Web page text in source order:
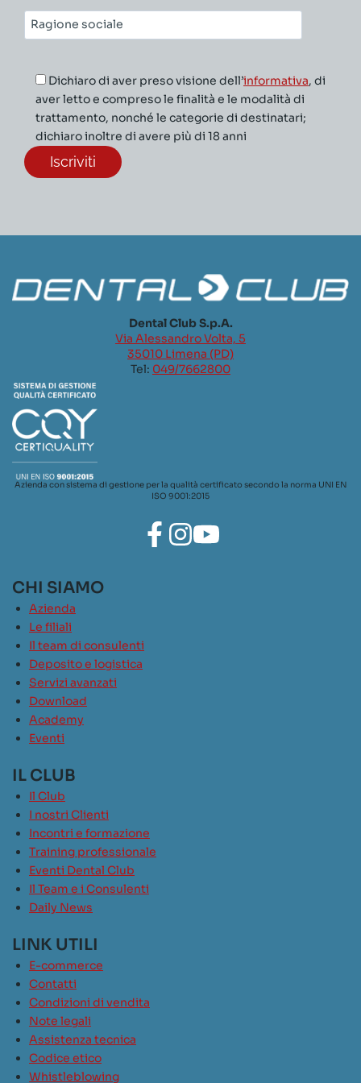
Ragione
sociale*
Dichiaro di aver preso visione dell’informativa, di
aver letto e compreso le finalità e le modalità di
trattamento, nonché le categorie di destinatari;
dichiaro inoltre di avere più di 18 anni
Dental Club S.p.A.
Via Alessandro Volta, 5
35010 Limena (PD)
Tel: 049/7662800
Azienda con sistema di gestione per la qualità certificato secondo la norma UNI EN
ISO 9001:2015
CHI SIAMO
Azienda
Le filiali
Il team di consulenti
Deposito e logistica
Servizi avanzati
Download
Academy
Eventi
IL CLUB
Il Club
I nostri Clienti
Incontri e formazione
Training professionale
Eventi Dental Club
Il Team e i Consulenti
Daily News
LINK UTILI
E-commerce
Contatti
Condizioni di vendita
Note legali
Assistenza tecnica
Codice etico
Whistleblowing